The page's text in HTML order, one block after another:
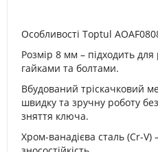
Особливості Toptul
Розмір 8 мм – підходить
гайками та болтами.
Вбудований тріскачковий
швидку та зручну роботу
зняття ключа.
Хром-ванадієва сталь (Cr-V)